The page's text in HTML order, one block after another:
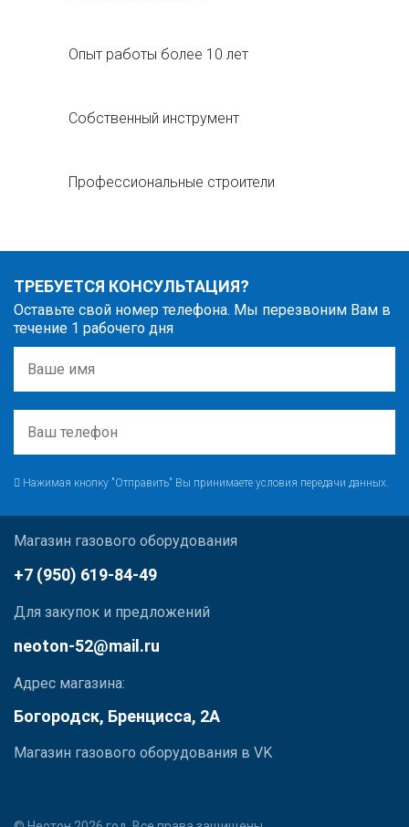
Опыт работы более 10 лет
Собственный инструмент
Профессиональные строители
ТРЕБУЕТСЯ КОНСУЛЬТАЦИЯ?
Оставьте свой номер телефона. Мы перезвоним Вам в
течение 1 рабочего дня
Нажимая кнопку "Отправить" Вы принимаете условия передачи данных.
Магазин газового оборудования
+7 (950) 619-84-49
Для закупок и предложений
neoton-52@mail.ru
Адрес магазина:
Богородск, Бренцисса, 2А
Магазин газового оборудования в VK